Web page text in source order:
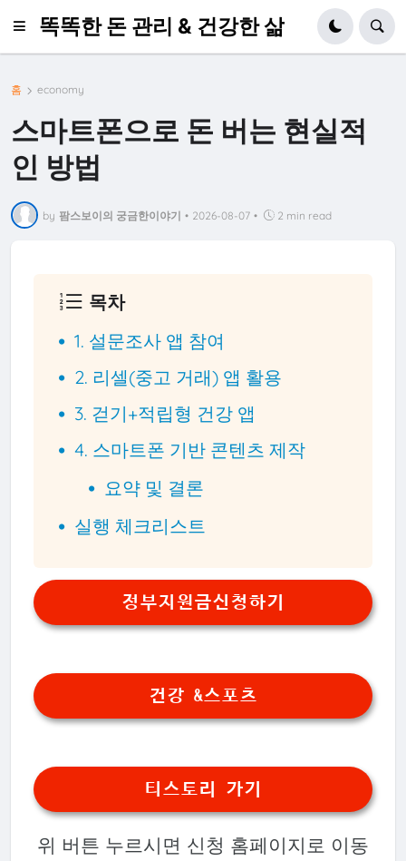
똑똑한 돈 관리 & 건강한 삶
홈 economy
스마트폰으로 돈 버는 현실적
인 방법
by 팜스보이의 궁금한이야기 • 2026-08-07 • 2 min read
목차
1. 설문조사 앱 참여
2. 리셀(중고 거래) 앱 활용
3. 걷기+적립형 건강 앱
4. 스마트폰 기반 콘텐츠 제작
요약 및 결론
실행 체크리스트
정부지원금신청하기
건강 &스포츠
티스토리 가기
위 버튼 누르시면 신청 홈페이지로 이동